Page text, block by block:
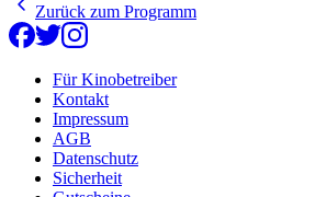
Zurück zum Programm
Für Kinobetreiber
Kontakt
Impressum
AGB
Datenschutz
Sicherheit